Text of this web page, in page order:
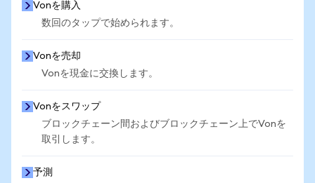
Vonを購入
数回のタップで始められます。
Vonを売却
Vonを現金に交換します。
Vonをスワップ
ブロックチェーン間およびブロックチェーン上でVonを
取引します。
予測